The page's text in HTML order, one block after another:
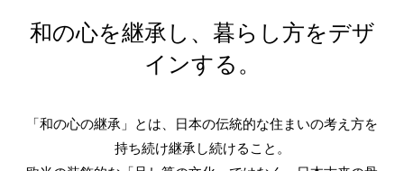
和の心を継承し、暮らし方をデザ
インする。
「和の心の継承」とは、日本の伝統的な住まいの考え方を
持ち続け継承し続けること。